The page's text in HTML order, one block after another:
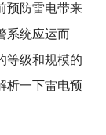
预防雷电带来
系统应运而
等级和规模的
析一下雷电预